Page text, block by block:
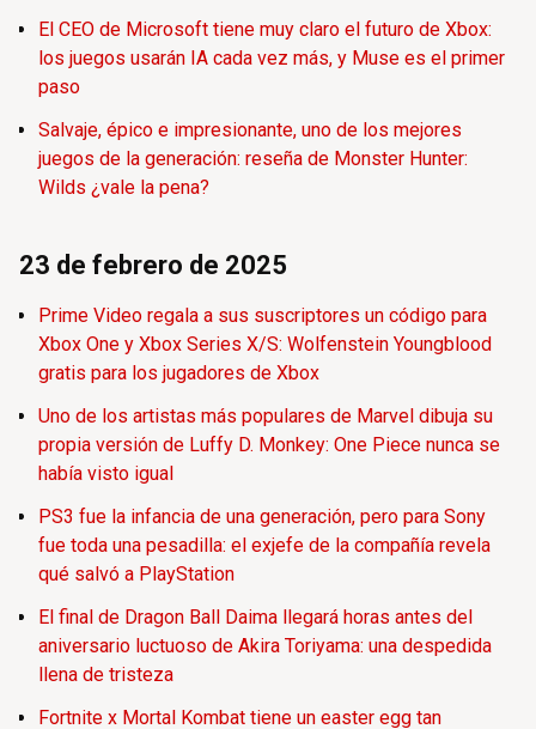
El CEO de Microsoft tiene muy claro el futuro de Xbox:
los juegos usarán IA cada vez más, y Muse es el primer
paso
Salvaje, épico e impresionante, uno de los mejores
juegos de la generación: reseña de Monster Hunter:
Wilds ¿vale la pena?
23 de febrero de 2025
Prime Video regala a sus suscriptores un código para
Xbox One y Xbox Series X/S: Wolfenstein Youngblood
gratis para los jugadores de Xbox
Uno de los artistas más populares de Marvel dibuja su
propia versión de Luffy D. Monkey: One Piece nunca se
había visto igual
PS3 fue la infancia de una generación, pero para Sony
fue toda una pesadilla: el exjefe de la compañía revela
qué salvó a PlayStation
El final de Dragon Ball Daima llegará horas antes del
aniversario luctuoso de Akira Toriyama: una despedida
llena de tristeza
Fortnite x Mortal Kombat tiene un easter egg tan